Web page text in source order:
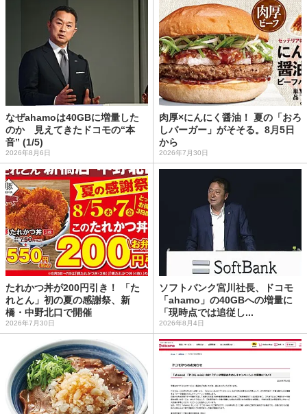
なぜahamoは40GBに増量した
のか 見えてきたドコモの“本
音” (1/5)
2026年8月6日
肉厚×にんにく醤油！ 夏の「おろ
しバーガー」がそそる。8月5日
から
2026年7月30日
たれかつ丼が200円引き！ 「た
れとん」初の夏の感謝祭、新
橋・中野北口で開催
2026年7月30日
ソフトバンク宮川社長、ドコモ
「ahamo」の40GBへの増量に
「現時点では追従し...
2026年8月4日